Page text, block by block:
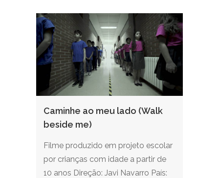
Caminhe ao meu lado (Walk
beside me)
Filme produzido em projeto escolar
por crianças com idade a partir de
10 anos Direção: Javi Navarro País: